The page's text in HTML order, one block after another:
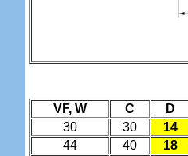
VF, W C
D
30
30
14
44
40
18